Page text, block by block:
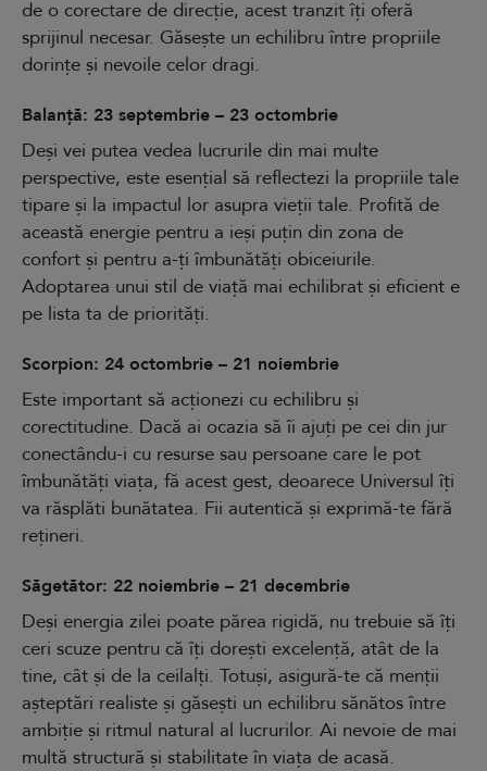
de o corectare de direcție, acest tranzit îți oferă
sprijinul necesar. Găsește un echilibru între propriile
dorințe și nevoile celor dragi.
Balanță: 23 septembrie – 23 octombrie
Deși vei putea vedea lucrurile din mai multe
perspective, este esențial să reflectezi la propriile tale
tipare și la impactul lor asupra vieții tale. Profită de
această energie pentru a ieși puțin din zona de
confort și pentru a-ți îmbunătăți obiceiurile.
Adoptarea unui stil de viață mai echilibrat și eficient e
pe lista ta de priorități.
Scorpion: 24 octombrie – 21 noiembrie
Este important să acționezi cu echilibru și
corectitudine. Dacă ai ocazia să îi ajuți pe cei din jur
conectându-i cu resurse sau persoane care le pot
îmbunătăți viața, fă acest gest, deoarece Universul îți
va răsplăti bunătatea. Fii autentică și exprimă-te fără
rețineri.
Săgetător: 22 noiembrie – 21 decembrie
Deși energia zilei poate părea rigidă, nu trebuie să îți
ceri scuze pentru că îți dorești excelență, atât de la
tine, cât și de la ceilalți. Totuși, asigură-te că menții
așteptări realiste și găsești un echilibru sănătos între
ambiție și ritmul natural al lucrurilor. Ai nevoie de mai
multă structură și stabilitate în viața de acasă.